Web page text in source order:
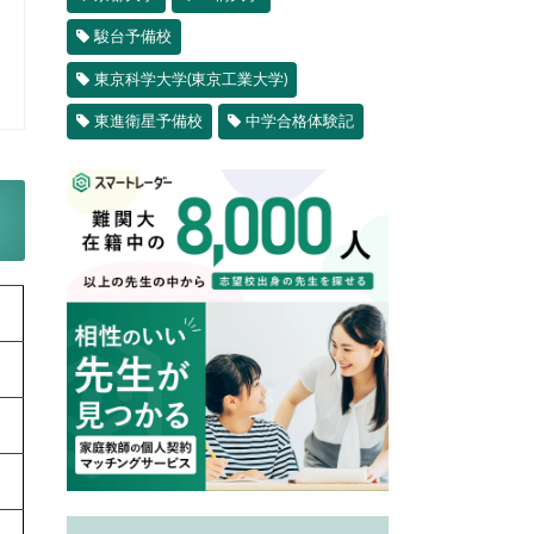
駿台予備校
東京科学大学(東京工業大学)
東進衛星予備校 中学合格体験記